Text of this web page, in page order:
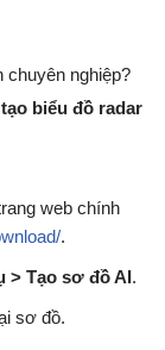
chuyên nghiệp?
biểu đồ radar
web chính
.
> Tạo sơ đồ AI.
sơ đồ.